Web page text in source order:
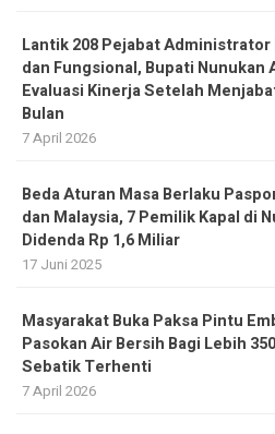
Lantik 208 Pejabat Administrator
dan Fungsional, Bupati Nunukan
Evaluasi Kinerja Setelah
Bulan
7 April 2026
Beda Aturan Masa Berlaku
dan Malaysia, 7 Pemilik Kapal di
Didenda Rp 1,6 Miliar
17 Juni 2025
Masyarakat Buka Paksa Pintu
Pasokan Air Bersih Bagi Lebih
Sebatik Terhenti
7 April 2026